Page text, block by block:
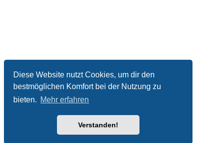
Diese Website nutzt Cookies, um dir den
bestmöglichen Komfort bei der Nutzung zu
bieten. Mehr erfahren
Verstanden!